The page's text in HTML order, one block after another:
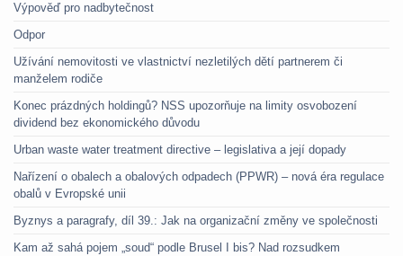
Výpověď pro nadbytečnost
Odpor
Užívání nemovitosti ve vlastnictví nezletilých dětí partnerem či
manželem rodiče
Konec prázdných holdingů? NSS upozorňuje na limity osvobození
dividend bez ekonomického důvodu
Urban waste water treatment directive – legislativa a její dopady
Nařízení o obalech a obalových odpadech (PPWR) – nová éra regulace
obalů v Evropské unii
Byznys a paragrafy, díl 39.: Jak na organizační změny ve společnosti
Kam až sahá pojem „soud“ podle Brusel I bis? Nad rozsudkem